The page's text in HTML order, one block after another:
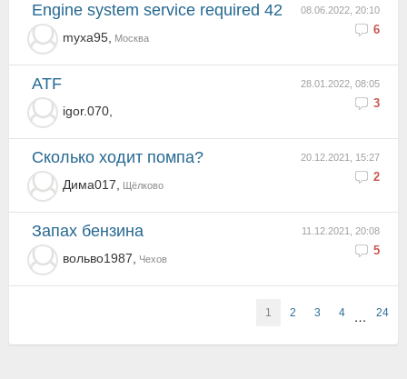
08.06.2022, 20:10
6
Engine system service required 42
myxa95, Москва
28.01.2022, 08:05
3
АТF
igor.070,
20.12.2021, 15:27
2
Сколько ходит помпа?
Дима017, Щёлково
11.12.2021, 20:08
5
запах бензина
вольво1987, Чехов
1 2 3 4 … 24